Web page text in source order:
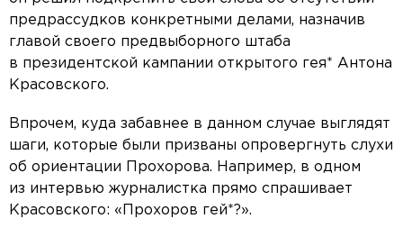
предрассудков конкретными делами, назначив
главой своего предвыборного штаба
в президентской кампании открытого гея* Антона
Красовского.
Впрочем, куда забавнее в данном случае выглядят
шаги, которые были призваны опровергнуть слухи
об ориентации Прохорова. Например, в одном
из интервью журналистка прямо спрашивает
Красовского: «Прохоров гей*?».